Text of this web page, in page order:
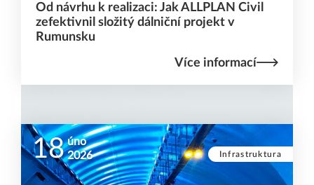
Od návrhu k realizaci: Jak ALLPLAN Civil
zefektivnil složitý dálniční projekt v
Rumunsku
Více informací
Infrastruktura
18 úno
2026